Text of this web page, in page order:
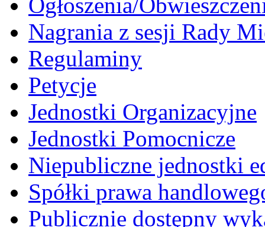
Ogłoszenia/
Nagrania z sesji Rady
Regulaminy
Petycje
Jednostki Organizacyjne
Jednostki Pomocnicze
Niepubliczne jednostki
Spółki prawa
Publicznie dostępny